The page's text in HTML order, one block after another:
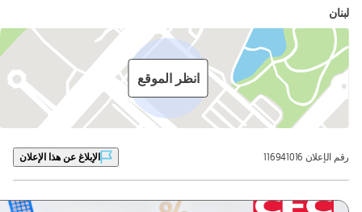
لبنان
انظر الموقع
رقم الإعلان 116941016 الإبلاغ عن هذا الإعلان